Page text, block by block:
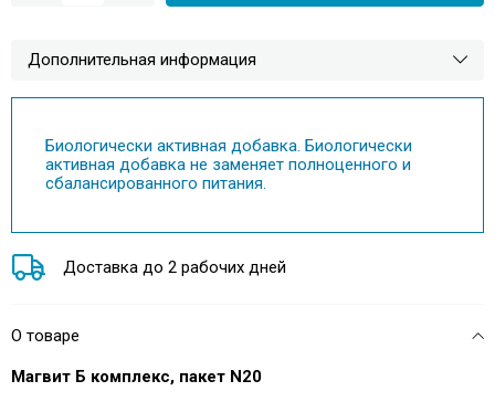
Дополнительная информация
Биологически активная добавка. Биологически
активная добавка не заменяет полноценного и
сбалансированного питания.
Доставка до 2 рабочих дней
О товаре
Магвит Б комплекс, пакет N20